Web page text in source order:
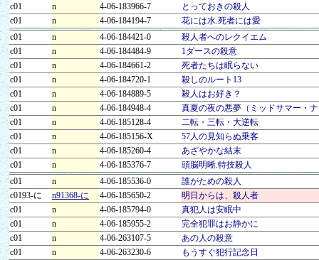
c01
n 4-06-183966-7
とっておきの殺人
c01
n 4-06-184194-7
花には水.死者には愛
c01
n 4-06-184421-0
殺人者へのレクイエム
c01
n 4-06-184484-9
1ダースの殺意
c01
n 4-06-184661-2
死者たちは眠らない
c01
n 4-06-184720-1
殺しのルート13
c01
n 4-06-184889-5
殺人はお好き？
c01
n 4-06-184948-4
真夏の夜の悪夢（ミッドサマー・
c01
n 4-06-185128-4
二転・三転・大逆転
c01
n 4-06-185156-X
57人の見知らぬ乗客
c01
n 4-06-185260-4
あざやかな結末
c01
n 4-06-185376-7
頭脳明晰.特技殺人
c01
n 4-06-185536-0
誰がための殺人
c0193-に
n91368-に 4-06-185650-2
明日からは、殺人者
c01
n 4-06-185794-0
真犯人は安眠中
c01
n 4-06-185955-2
完全犯罪はお静かに
c01
n 4-06-263107-5
あの人の殺意
c01
n 4-06-263230-6
もうすぐ犯行記念日